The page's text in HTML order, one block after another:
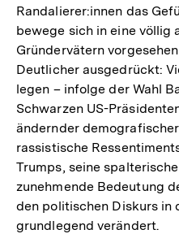
Randalierer:innen das
bewege sich in eine völlig
Gründervätern
Deutlicher ausgedrückt:
legen – infolge der Wahl
Schwarzen US-
ändernder
rassistische
Trumps, seine
zunehmende Bedeutung
den politischen Diskurs in
grundlegend verändert.